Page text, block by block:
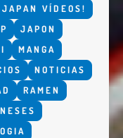
JAPAN VÍDEOS!
JAPON
MANGA
NOTICIAS
RAMEN